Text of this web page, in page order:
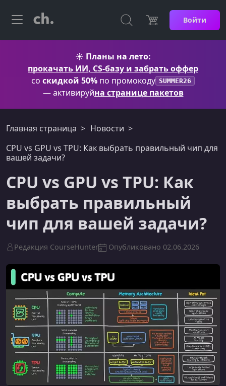
Войти
☀️ Планы на лето:
прокачать ИИ, CS-базу и забрать оффер
со скидкой 50% по промокоду SUMMER26
— активируйна странице пакетов
Главная страница
Новости
CPU vs GPU vs TPU: Как выбрать правильный чип для
вашей задачи?
CPU vs GPU vs TPU: Как
выбрать правильный
чип для вашей задачи?
Редакция CourseHunter Опубликовано 02.06.2026